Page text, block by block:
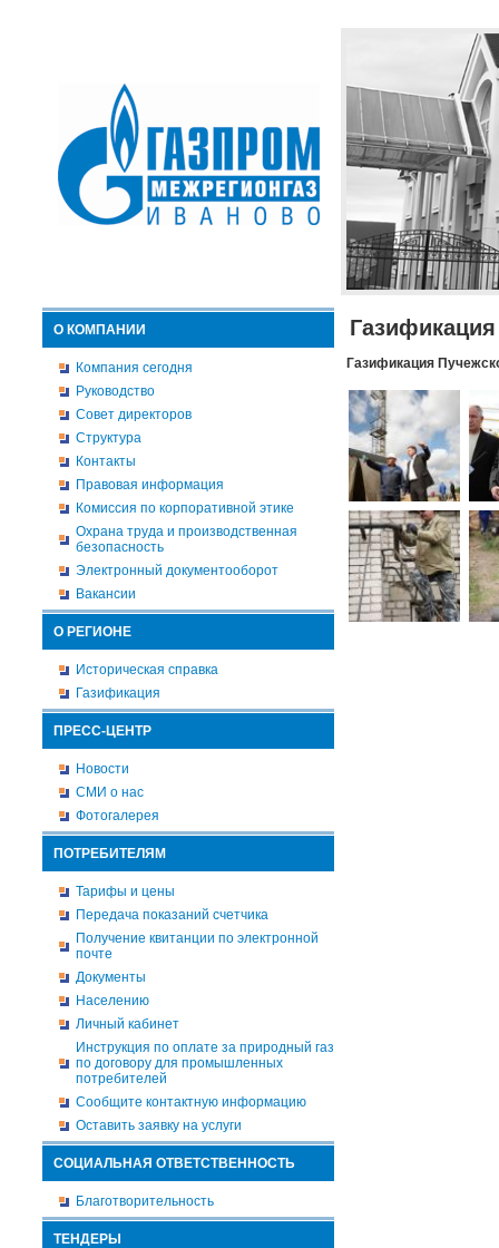
О КОМПАНИИ
Компания сегодня
Руководство
Совет директоров
Структура
Контакты
Правовая информация
Комиссия по корпоративной этике
Охрана труда и производственная
безопасность
Электронный документооборот
Вакансии
О РЕГИОНЕ
Историческая справка
Газификация
ПРЕСС-ЦЕНТР
Новости
СМИ о нас
Фотогалерея
ПОТРЕБИТЕЛЯМ
Тарифы и цены
Передача показаний счетчика
Получение квитанции по электронной
почте
Документы
Населению
Личный кабинет
Инструкция по оплате за природный газ
по договору для промышленных
потребителей
Сообщите контактную информацию
Оставить заявку на услуги
СОЦИАЛЬНАЯ ОТВЕТСТВЕННОСТЬ
Благотворительность
ТЕНДЕРЫ
Газификация